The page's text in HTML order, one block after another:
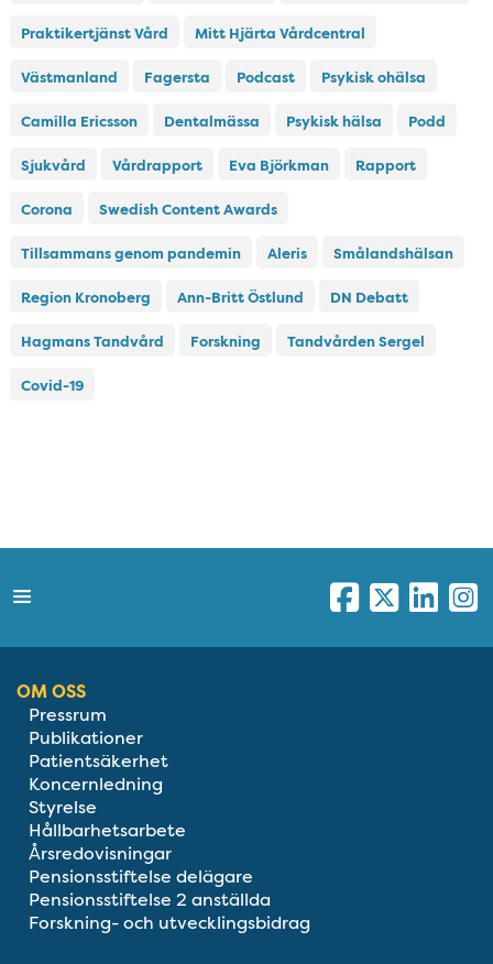
Praktikertjänst Vård Mitt Hjärta Vårdcentral
Västmanland Fagersta Podcast Psykisk ohälsa
Camilla Ericsson Dentalmässa Psykisk hälsa Podd
Sjukvård Vårdrapport Eva Björkman Rapport
Corona Swedish Content Awards
Tillsammans genom pandemin Aleris Smålandshälsan
Region Kronoberg Ann-Britt Östlund DN Debatt
Hagmans Tandvård Forskning Tandvården Sergel
Covid-19
OM OSS
Pressrum
Publikationer
Patientsäkerhet
Koncernledning
Styrelse
Hållbarhetsarbete
Årsredovisningar
Pensionsstiftelse delägare
Pensionsstiftelse 2 anställda
Forskning- och utvecklingsbidrag